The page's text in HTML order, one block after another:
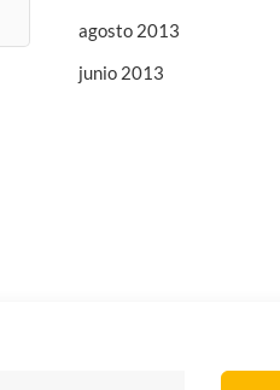
agosto 2013
junio 2013